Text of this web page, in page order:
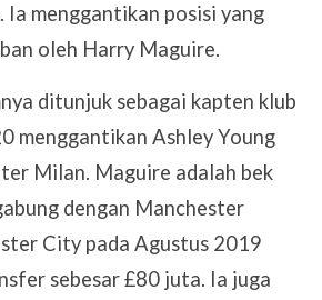
Ia menggantikan posisi yang
oleh Harry Maguire.
ditunjuk sebagai kapten klub
menggantikan Ashley Young
Milan. Maguire adalah bek
dengan Manchester
City pada Agustus 2019
sebesar £80 juta. Ia juga